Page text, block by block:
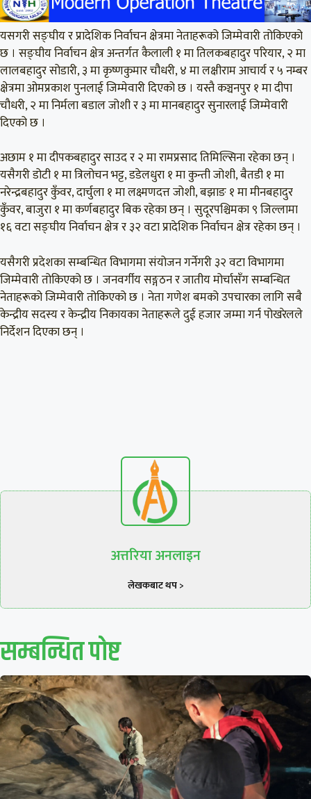
यसगरी सङ्घीय र प्रादेशिक निर्वाचन क्षेत्रमा नेताहरूको जिम्मेवारी तोकिएको
छ । सङ्घीय निर्वाचन क्षेत्र अन्तर्गत कैलाली १ मा तिलकबहादुर परियार, २ मा
लालबहादुर सोडारी, ३ मा कृष्णकुमार चौधरी, ४ मा लक्षीराम आचार्य र ५ नम्बर
क्षेत्रमा ओमप्रकाश पुनलाई जिम्मेवारी दिएको छ । यस्तै कञ्चनपुर १ मा दीपा
चौधरी, २ मा निर्मला बडाल जोशी र ३ मा मानबहादुर सुनारलाई जिम्मेवारी
दिएको छ ।
अछाम १ मा दीपकबहादुर साउद र २ मा रामप्रसाद तिमिल्सिना रहेका छन् ।
यसैगरी डोटी १ मा त्रिलोचन भट्ट, डडेलधुरा १ मा कुन्ती जोशी, बैतडी १ मा
नरेन्द्रबहादुर कुँवर, दार्चुला १ मा लक्ष्मणदत्त जोशी, बझाङ १ मा मीनबहादुर
कुँवर, बाजुरा १ मा कर्णबहादुर बिक रहेका छन् । सुदूरपश्चिमका ९ जिल्लामा
१६ वटा सङ्घीय निर्वाचन क्षेत्र र ३२ वटा प्रादेशिक निर्वाचन क्षेत्र रहेका छन् ।
यसैगरी प्रदेशका सम्बन्धित विभागमा संयोजन गर्नेगरी ३२ वटा विभागमा
जिम्मेवारी तोकिएको छ । जनवर्गीय सङ्गठन र जातीय मोर्चासँग सम्बन्धित
नेताहरूको जिम्मेवारी तोकिएको छ । नेता गणेश बमको उपचारका लागि सबै
केन्द्रीय सदस्य र केन्द्रीय निकायका नेताहरूले दुई हजार जम्मा गर्न पोखरेलले
निर्देशन दिएका छन् ।
अत्तरिया अनलाइन
लेखकबाट थप >
सम्बन्धित पाेष्ट